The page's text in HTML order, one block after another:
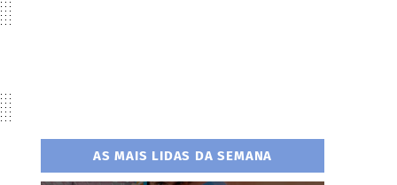
AS MAIS LIDAS DA SEMANA